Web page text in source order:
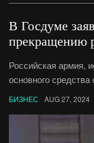
В Госдуме
прекращению
Российская армия,
основного
заявил
по обороне
«достаточно
БИЗНЕС AUG 27, 2024